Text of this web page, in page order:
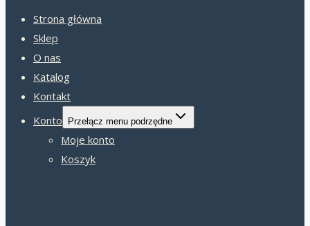
Strona główna
Sklep
O nas
Katalog
Kontakt
Konto
Przełącz menu podrzędne
Moje konto
Koszyk